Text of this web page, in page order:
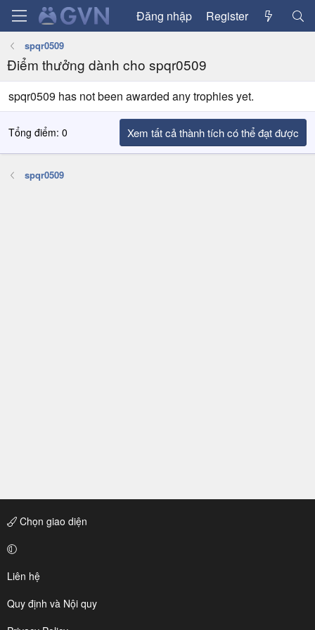
Đăng nhập Register
spqr0509
Điểm thưởng dành cho spqr0509
spqr0509 has not been awarded any trophies yet.
Tổng điểm: 0 Xem tất cả thành tích có thể đạt được
spqr0509
Chọn giao diện
Liên hệ
Quy định và Nội quy